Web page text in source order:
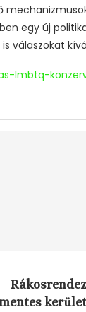
egy új
válaszokat
lmbtq-